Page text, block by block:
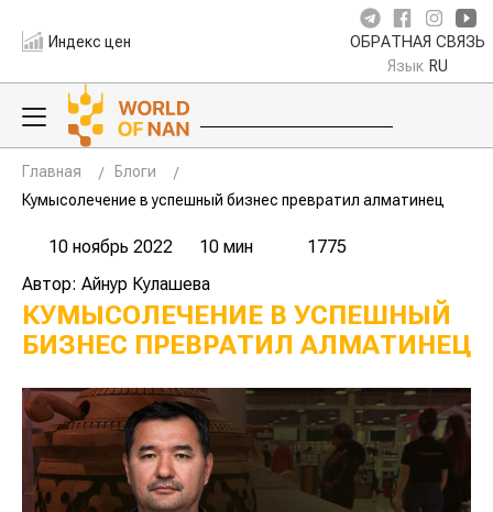
Индекс цен ОБРАТНАЯ СВЯЗЬ
Язык RU
Главная
Блоги
Кумысолечение в успешный бизнес превратил алматинец
10 ноябрь 2022 10 мин
1775
Автор: Айнур Кулашева
КУМЫСОЛЕЧЕНИЕ В УСПЕШНЫЙ
БИЗНЕС ПРЕВРАТИЛ АЛМАТИНЕЦ